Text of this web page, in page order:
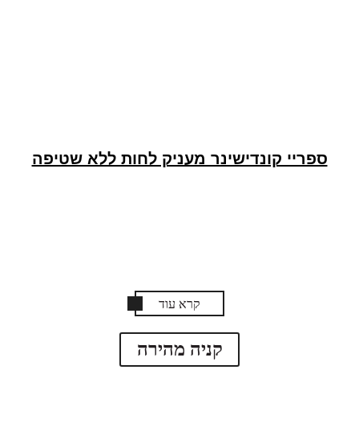
ספריי קונדישינר מעניק לחות ללא שטיפה
קרא עוד
קניה מהירה